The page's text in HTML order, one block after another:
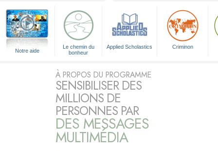
Notre aide
Le chemin du
bonheur
Applied Scholastics Criminon
À PROPOS DU PROGRAMME
SENSIBILISER DES
MILLIONS DE
PERSONNES PAR
DES MESSAGES
MULTIMÉDIA